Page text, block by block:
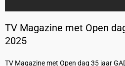
TV Magazine met Open
2025
TV Magazine met Open dag 35 jaar